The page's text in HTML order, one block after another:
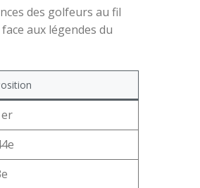
des golfeurs au fil
aux légendes du